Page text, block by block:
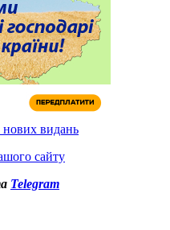
нових видань
сайту
Telegram